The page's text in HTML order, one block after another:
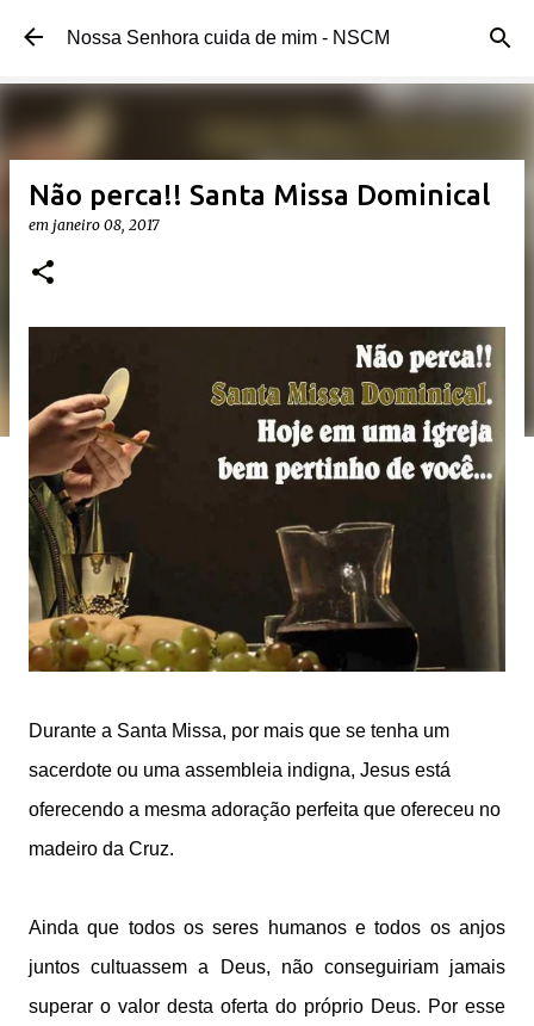
Pular para o conteúdo principal
Nossa Senhora cuida de mim - NSCM
Não perca!! Santa Missa Dominical
em janeiro 08, 2017
Durante a Santa Missa, por mais que se tenha um
sacerdote ou uma assembleia indigna, Jesus está
oferecendo a mesma adoração perfeita que ofereceu no
madeiro da Cruz.
Ainda que todos os seres humanos e todos os anjos
juntos cultuassem a Deus, não conseguiriam jamais
superar o valor desta oferta do próprio Deus. Por esse